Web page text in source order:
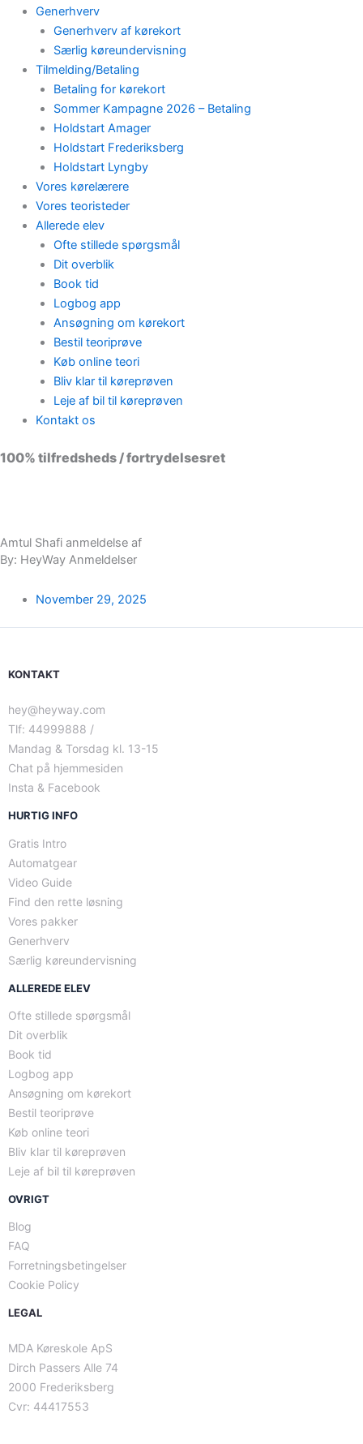
Generhverv
Generhverv af kørekort
Særlig køreundervisning
Tilmelding/Betaling
Betaling for kørekort
Sommer Kampagne 2026 – Betaling
Holdstart Amager
Holdstart Frederiksberg
Holdstart Lyngby
Vores kørelærere
Vores teoristeder
Allerede elev
Ofte stillede spørgsmål
Dit overblik
Book tid
Logbog app
Ansøgning om kørekort
Bestil teoriprøve
Køb online teori
Bliv klar til køreprøven
Leje af bil til køreprøven
Kontakt os
100% tilfredsheds / fortrydelsesret
Amtul Shafi anmeldelse af
By: HeyWay Anmeldelser
November 29, 2025
KONTAKT
hey@heyway.com
Tlf: 44999888 /
Mandag & Torsdag kl. 13-15
Chat på hjemmesiden
Insta & Facebook
HURTIG INFO
Gratis Intro
Automatgear
Video Guide
Find den rette løsning
Vores pakker
Generhverv
Særlig køreundervisning
ALLEREDE ELEV
Ofte stillede spørgsmål
Dit overblik
Book tid
Logbog app
Ansøgning om kørekort
Bestil teoriprøve
Køb online teori
Bliv klar til køreprøven
Leje af bil til køreprøven
OVRIGT
Blog
FAQ
Forretningsbetingelser
Cookie Policy
LEGAL
MDA Køreskole ApS
Dirch Passers Alle 74
2000 Frederiksberg
Cvr: 44417553